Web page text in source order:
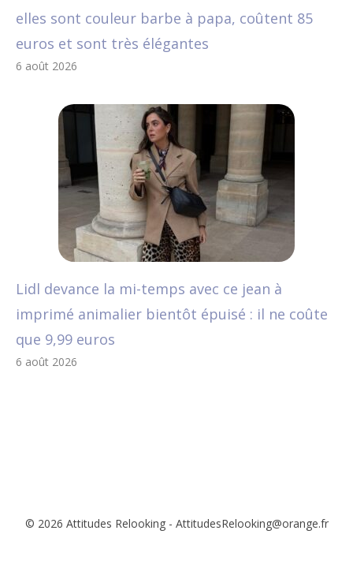
elles sont couleur barbe à papa, coûtent 85
euros et sont très élégantes
6 août 2026
Lidl devance la mi-temps avec ce jean à
imprimé animalier bientôt épuisé : il ne coûte
que 9,99 euros
6 août 2026
© 2026 Attitudes Relooking - AttitudesRelooking@orange.fr